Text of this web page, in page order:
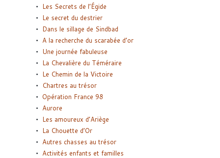
Les Secrets de l’Égide
Le secret du destrier
Dans le sillage de Sindbad
A la recherche du scarabée d’or
Une journée fabuleuse
La Chevalière du Téméraire
Le Chemin de la Victoire
Chartres au trésor
Opération France 98
Aurore
Les amoureux d’Ariège
La Chouette d’Or
Autres chasses au trésor
Activités enfants et familles